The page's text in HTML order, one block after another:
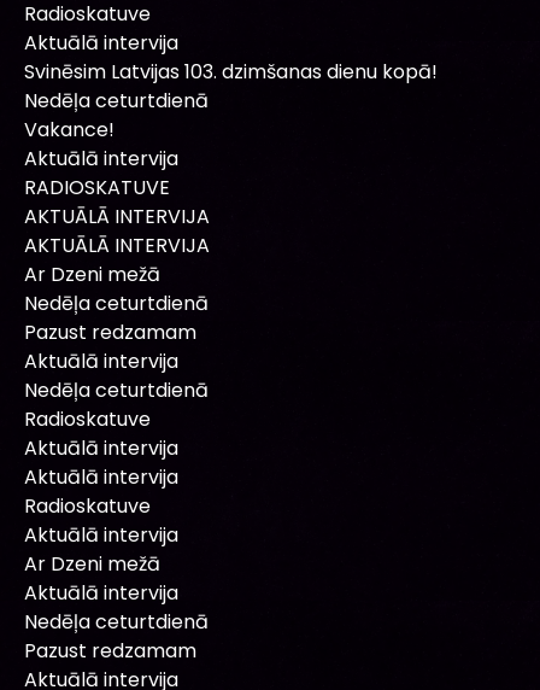
Radioskatuve
Aktuālā intervija
Svinēsim Latvijas 103. dzimšanas dienu kopā!
Nedēļa ceturtdienā
Vakance!
Aktuālā intervija
RADIOSKATUVE
AKTUĀLĀ INTERVIJA
AKTUĀLĀ INTERVIJA
Ar Dzeni mežā
Nedēļa ceturtdienā
Pazust redzamam
Aktuālā intervija
Nedēļa ceturtdienā
Radioskatuve
Aktuālā intervija
Aktuālā intervija
Radioskatuve
Aktuālā intervija
Ar Dzeni mežā
Aktuālā intervija
Nedēļa ceturtdienā
Pazust redzamam
Aktuālā intervija